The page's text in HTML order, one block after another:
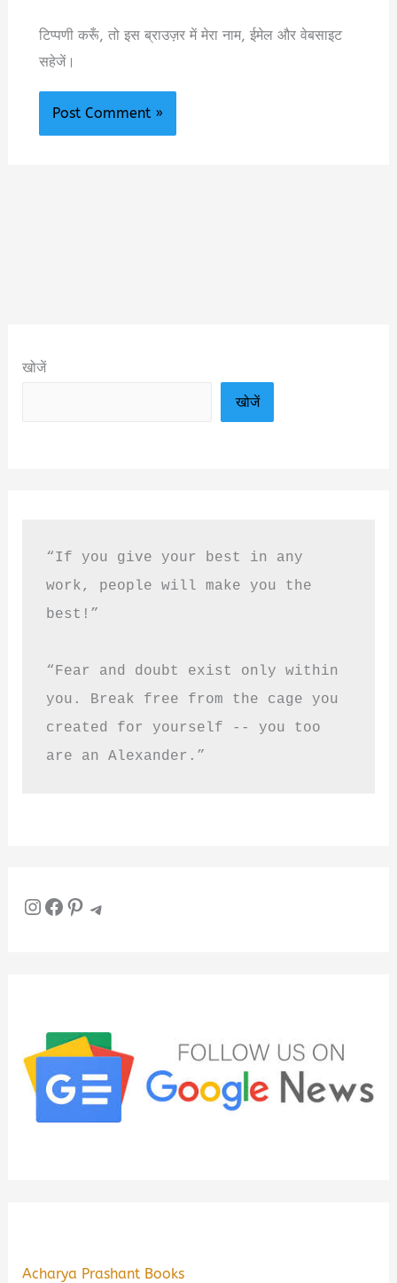
टिप्पणी करूँ, तो इस ब्राउज़र में मेरा नाम, ईमेल और वेबसाइट
सहेजें।
खोजें
खोजें
“If you give your best in any
work, people will make you the
best!”
“Fear and doubt exist only within
you. Break free from the cage you
created for yourself -- you too
are an Alexander.”
InstagramFacebook Pinterest Telegram
Acharya Prashant Books